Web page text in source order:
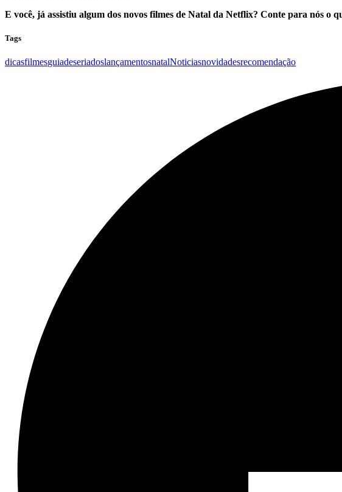
E você, já assistiu algum dos novos filmes de Natal da Netflix? Conte para nós o
Tags
dicasfilmesguiadeseriadoslançamentosnatalNoticiasnovidadesrecomendação